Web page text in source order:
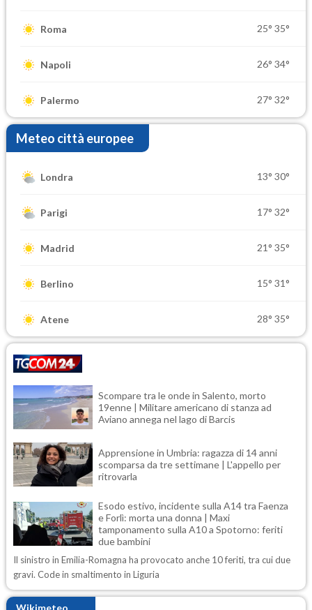
Roma 25° 35°
Napoli 26° 34°
Palermo 27° 32°
Meteo città europee
Londra 13° 30°
Parigi 17° 32°
Madrid 21° 35°
Berlino 15° 31°
Atene 28° 35°
Scompare tra le onde in Salento, morto
19enne | Militare americano di stanza ad
Aviano annega nel lago di Barcis
Apprensione in Umbria: ragazza di 14 anni
scomparsa da tre settimane | L'appello per
ritrovarla
Esodo estivo, incidente sulla A14 tra Faenza
e Forlì: morta una donna | Maxi
tamponamento sulla A10 a Spotorno: feriti
due bambini
Il sinistro in Emilia-Romagna ha provocato anche 10 feriti, tra cui due
gravi. Code in smaltimento in Liguria
Wikimeteo